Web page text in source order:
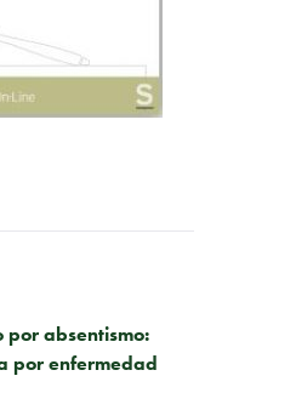
por absentismo:
por enfermedad